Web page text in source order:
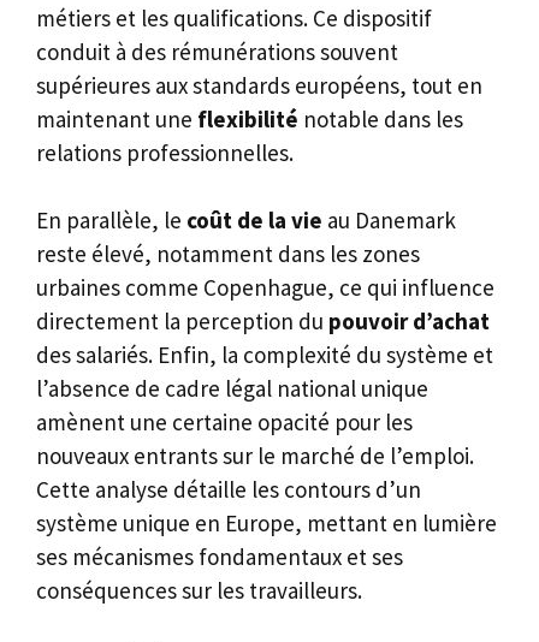
métiers et les qualifications. Ce dispositif
conduit à des rémunérations souvent
supérieures aux standards européens, tout en
maintenant une flexibilité notable dans les
relations professionnelles.
En parallèle, le coût de la vie au Danemark
reste élevé, notamment dans les zones
urbaines comme Copenhague, ce qui influence
directement la perception du pouvoir d’achat
des salariés. Enfin, la complexité du système et
l’absence de cadre légal national unique
amènent une certaine opacité pour les
nouveaux entrants sur le marché de l’emploi.
Cette analyse détaille les contours d’un
système unique en Europe, mettant en lumière
ses mécanismes fondamentaux et ses
conséquences sur les travailleurs.